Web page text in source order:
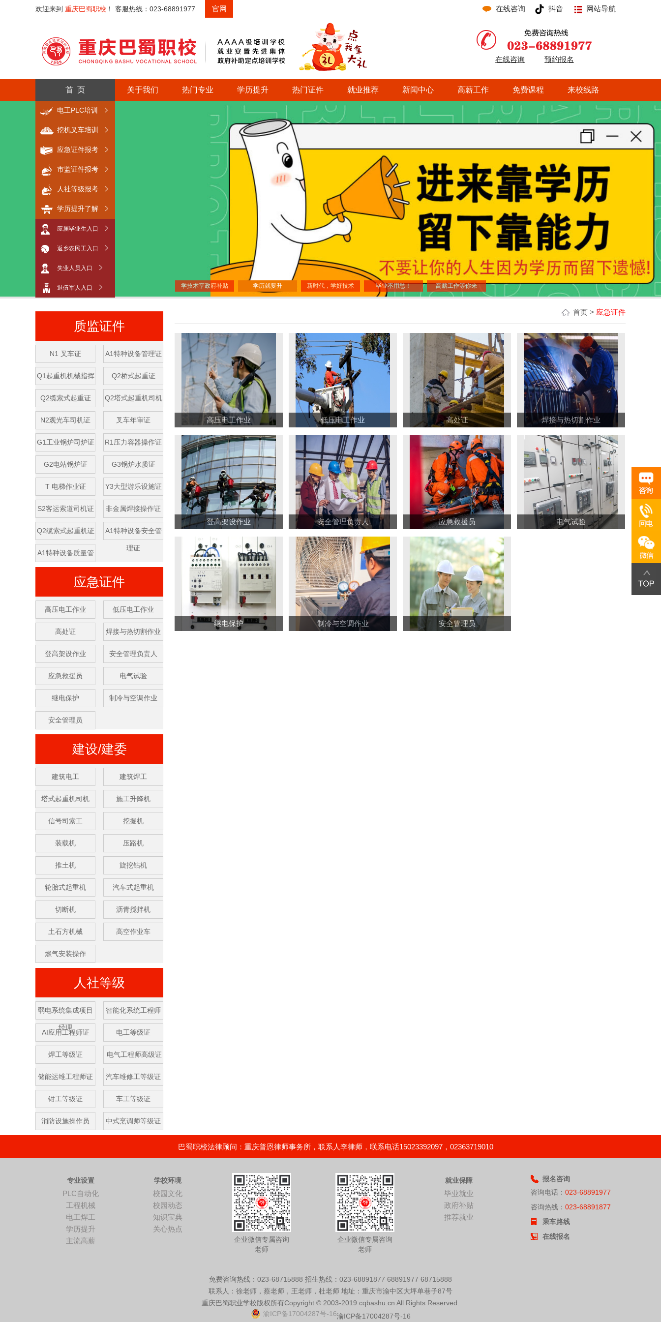
欢迎来到 重庆巴蜀职校 ！ 客服热线：023-68891977 官网 在线咨询 抖音 网站导航
在线咨询 预约报名
首 页
电工PLC培训
挖机叉车培训
应急证件报考
市监证件报考
人社等级报考
学历提升了解
应届毕业生入口
返乡农民工入口
失业人员入口
退伍军人入口
关于我们 热门专业 学历提升 热门证件 就业推荐 新闻中心 高薪工作 免费课程 来校线路
学技术享政府补贴 学历就要升 新时代，学好技术 毕业不用愁！ 高薪工作等你来
质监证件
N1 叉车证 A1特种设备管理证
Q1起重机机械指挥 Q2桥式起重证
Q2缆索式起重证 Q2塔式起重机司机
N2观光车司机证 叉车年审证
G1工业锅炉司炉证 R1压力容器操作证
G2电站锅炉证 G3锅炉水质证
T 电梯作业证 Y3大型游乐设施证
S2客运索道司机证 非金属焊接操作证
Q2缆索式起重机证 A1特种设备安全管
理证
A1特种设备质量管
应急证件
高压电工作业 低压电工作业
高处证 焊接与热切割作业
登高架设作业 安全管理负责人
应急救援员 电气试验
继电保护 制冷与空调作业
安全管理员
建设/建委
建筑电工 建筑焊工
塔式起重机司机 施工升降机
信号司索工 挖掘机
装载机 压路机
推土机 旋挖钻机
轮胎式起重机 汽车式起重机
切断机 沥青搅拌机
土石方机械 高空作业车
燃气安装操作
人社等级
弱电系统集成项目
经理
智能化系统工程师
AI应用工程师证 电工等级证
焊工等级证 电气工程师高级证
储能运维工程师证 汽车维修工等级证
钳工等级证 车工等级证
消防设施操作员 中式烹调师等级证
首页 > 应急证件
高压电工作业 低压电工作业 高处证 焊接与热切割作业
登高架设作业 安全管理负责人 应急救援员 电气试验
继电保护 制冷与空调作业 安全管理员
巴蜀职校法律顾问：重庆普恩律师事务所，联系人李律师，联系电话15023392097，02363719010
专业设置
PLC自动化
工程机械
电工焊工
学历提升
主流高薪
学校环境
校园文化
校园动态
知识宝典
关心热点
企业微信专属咨询
老师
企业微信专属咨询
老师
就业保障
毕业就业
政府补贴
推荐就业
报名咨询
咨询电话： 023-68891977
咨询热线： 023-68891877
乘车路线
在线报名
免费咨询热线：023-68715888 招生热线：023-68891877 68891977 68715888
联系人：徐老师，蔡老师，王老师，杜老师 地址：重庆市渝中区大坪单巷子87号
重庆巴蜀职业学校版权所有Copyright © 2003-2019 cqbashu.cn All Rights Reserved.
渝ICP备17004287号-16渝ICP备17004287号-16